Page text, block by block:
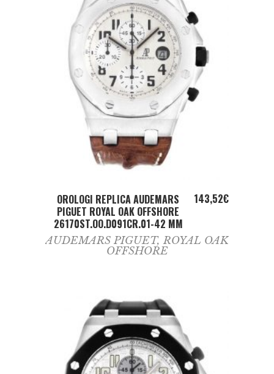
ADD TO CART
OROLOGI REPLICA AUDEMARS
PIGUET ROYAL OAK OFFSHORE
26170ST.OO.D091CR.01-42 MM
143,52€
AUDEMARS PIGUET, ROYAL OAK
OFFSHORE